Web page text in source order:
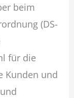
beim
(DS-
für die
Kunden und